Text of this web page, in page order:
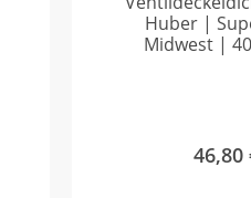
Huber |
Midwest |
46,80